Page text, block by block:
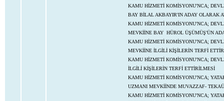
KAMU HİZMETİ KOMİSYONU'NCA;
BAY BİLAL AKBAYIR'IN ADAY OLARAK
KAMU HİZMETİ KOMİSYONU'NCA;
MEVKİİNE BAY HÜROL ÜŞÜMÜŞ'ÜN
KAMU HİZMETİ KOMİSYONU'NCA;
MEVKİİNE İLGİLİ KİŞİLERİN TERFİ
KAMU HİZMETİ KOMİSYONU'NCA;
İLGİLİ KİŞİLERİN TERFİ ETTİRİLMESİ
KAMU HİZMETİ KOMİSYONU'NCA;
UZMANI MEVKİİNDE MUVAZZAF-
KAMU HİZMETİ KOMİSYONU'NCA;